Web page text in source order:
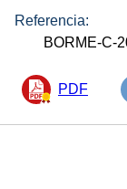
Referencia:
BORME-C-
PDF